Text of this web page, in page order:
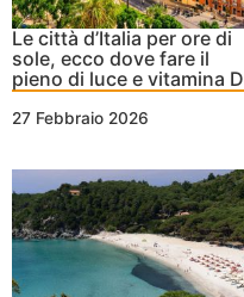
Le città d’Italia per ore di
sole, ecco dove fare il
pieno di luce e vitamina D
27 Febbraio 2026